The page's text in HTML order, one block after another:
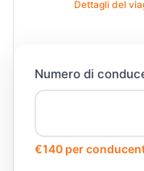
Dettagli del
Numero di
€140 per